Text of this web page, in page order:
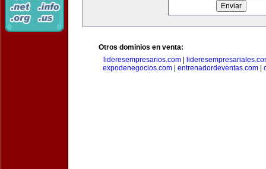
Otros dominios en venta:
lideresempresarios.com|
expodenegocios.com
entrenadordeventas.com